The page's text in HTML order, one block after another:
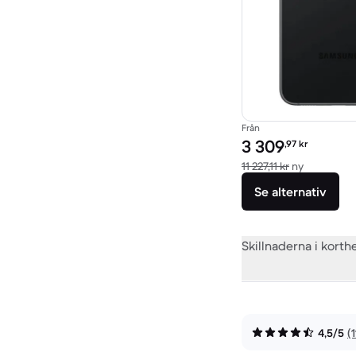
Från
Pris för
3 309,97 kr
11 227,11 kr nyJämfört
Se alternativ
Skillnaderna i
4,5/5